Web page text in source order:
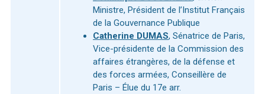
Ministre, Président de l’Institut Français
de la Gouvernance Publique
Catherine DUMAS, Sénatrice de Paris,
Vice-présidente de la Commission des
affaires étrangères, de la défense et
des forces armées, Conseillère de
Paris – Élue du 17e arr.